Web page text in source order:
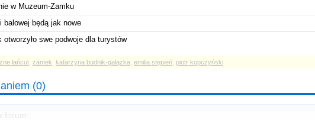
w Muzeum-Zamku
balowej będą jak nowe
otworzyło swe podwoje dla turystów
łańcut zamek katarzyna budnik-gałązka emilia stępień piotr kopczyński
(0)